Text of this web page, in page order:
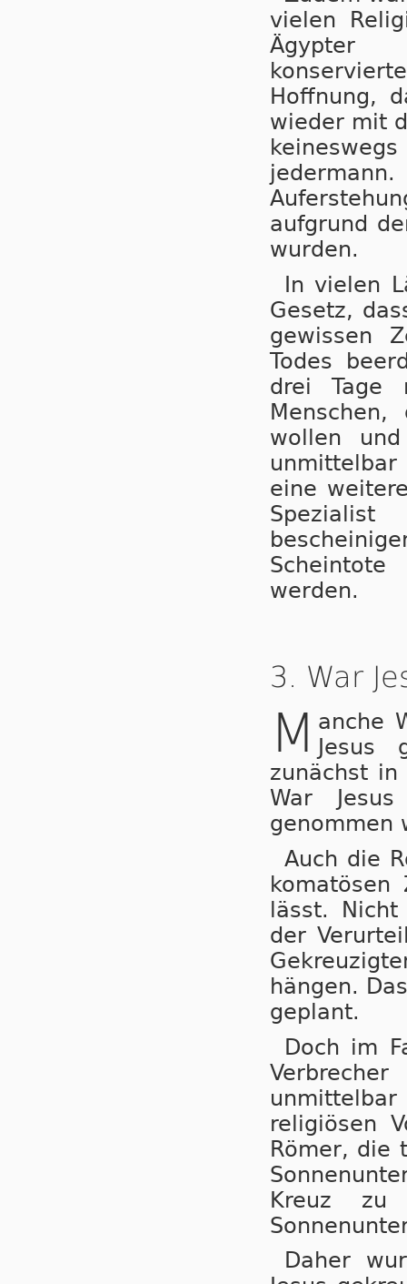
vielen
Ägypter
Hoffnung,
wieder mit
aufgrund
wurden.
In vielen
Gesetz,
gewissen
Todes
drei Tage
wollen
eine
werden.
3. War
M anche
zunächst
War
genommen
Auch die
lässt.
der
hängen.
geplant.
Doch im
religiösen
Römer, die
Kreuz zu
Daher